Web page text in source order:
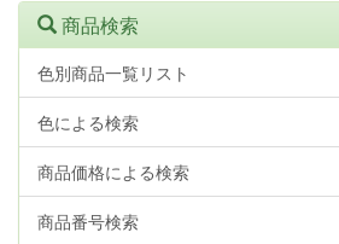
商品検索
色別商品一覧リスト
色による検索
商品価格による検索
商品番号検索